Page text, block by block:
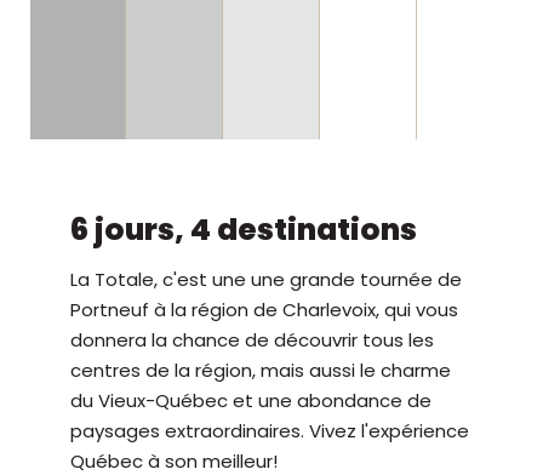
6 jours, 4 destinations
La Totale, c'est une une grande tournée de
Portneuf à la région de Charlevoix, qui vous
donnera la chance de découvrir tous les
centres de la région, mais aussi le charme
du Vieux-Québec et une abondance de
paysages extraordinaires. Vivez l'expérience
Québec à son meilleur!